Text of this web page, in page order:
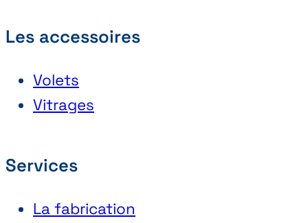
Les accessoires
Volets
Vitrages
Services
La fabrication